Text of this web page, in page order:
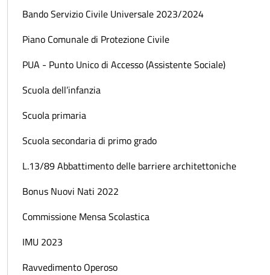
Bando Servizio Civile Universale 2023/2024
Piano Comunale di Protezione Civile
PUA - Punto Unico di Accesso (Assistente Sociale)
Scuola dell’infanzia
Scuola primaria
Scuola secondaria di primo grado
L.13/89 Abbattimento delle barriere architettoniche
Bonus Nuovi Nati 2022
Commissione Mensa Scolastica
IMU 2023
Ravvedimento Operoso